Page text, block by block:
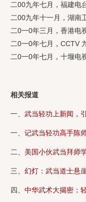
二00九年七月，福建电台
二00九年十一月，湖南卫
二0一0年三月，香港电视
二0一0年七月，CCTV 九
二0一0年七月，十堰电视
相关报道
一、 武当轻功上新闻，
一、 记武当轻功高手陈
二、 美国小伙武当拜师
三、 幻灯：武当道士悬
四、 中华武术大揭密：